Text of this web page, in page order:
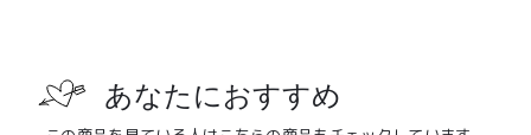
あなたにおすすめ